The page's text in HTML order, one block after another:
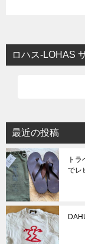
ロハス-LOHAS
最近の投稿
ト
でレ